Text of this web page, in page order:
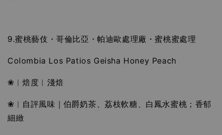
9.蜜桃藝伎・哥倫比亞・帕迪歐處理廠・蜜桃蜜處理
Colombia Los Patios Geisha Honey Peach
❀︱焙度︱淺焙
❀︱自評風味｜伯爵奶茶、荔枝軟糖、白鳳水蜜桃；香郁
細緻